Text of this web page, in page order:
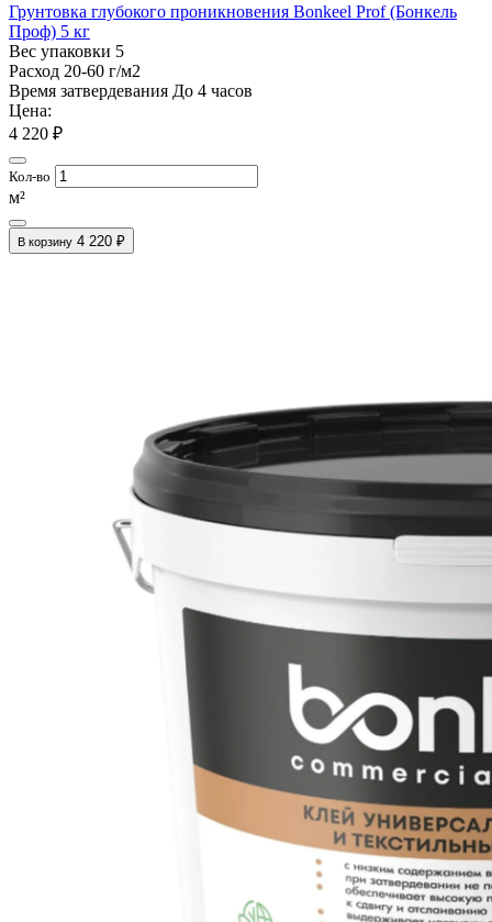
Грунтовка глубокого проникновения Bonkeel Prof (Бонкель
Проф) 5 кг
Вес упаковки 5
Расход 20-60 г/м2
Время затвердевания До 4 часов
Цена:
4 220 ₽
Кол-во
м²
В корзину 4 220 ₽